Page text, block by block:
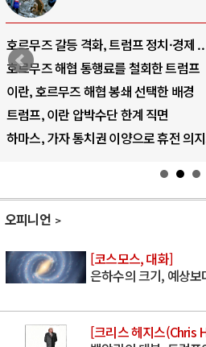
호르무즈 갈등 격화, 트럼프 정치·경제 ..
호르무즈 해협 통행료를 철회한 트럼프
이란, 호르무즈 해협 봉쇄 선택한 배경
트럼프, 이란 압박수단 한계 직면
하마스, 가자 통치권 이양으로 휴전 의
오피니언
[코스모스, 대화]
은하수의 크기, 예상
[크리스 헤지스(Chris